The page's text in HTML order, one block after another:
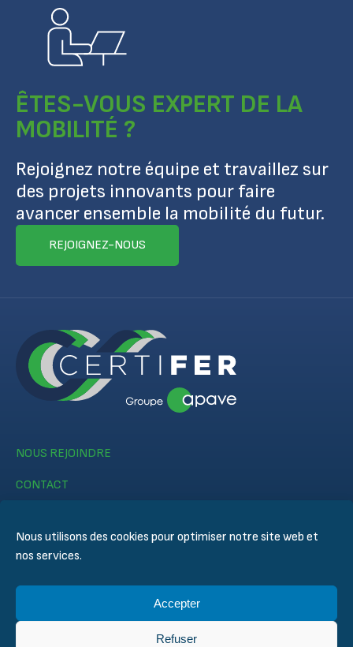
Nous utilisons des cookies pour optimiser notre site web et
nos services.
Accepter
Refuser
ÊTES-VOUS EXPERT DE LA
MOBILITÉ ?
Rejoignez notre équipe et travaillez sur
des projets innovants pour faire
avancer ensemble la mobilité du futur.
REJOIGNEZ-NOUS
NOUS REJOINDRE
CONTACT
Mentions légales